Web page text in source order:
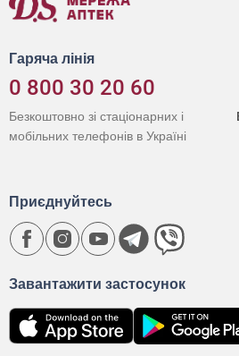
Гаряча лінія
0 800 30 20 60
Безкоштовно зі стаціонарних і
мобільних телефонів в Україні
Завантажити застосунок
Приєднуйтесь